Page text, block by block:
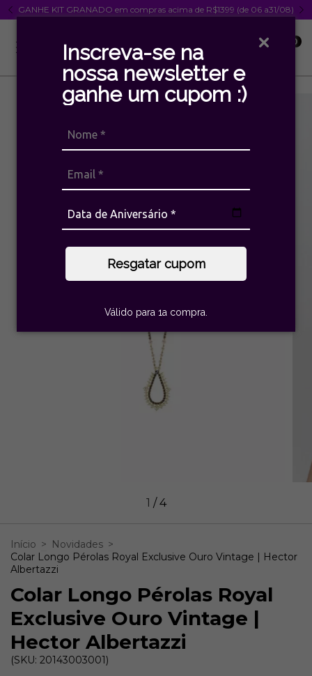
Inscreva-se na
nossa newsletter e
ganhe um cupom :)
Resgatar cupom
Válido para 1a compra.
GANHE KIT GRANADO em compras acima de R$1399 (de 06 a31/08)
0
1 /4
Início > Novidades >
Colar Longo Pérolas Royal Exclusive Ouro Vintage | Hector
Albertazzi
Colar Longo Pérolas Royal
Exclusive Ouro Vintage |
Hector Albertazzi
(SKU: 20143003001)